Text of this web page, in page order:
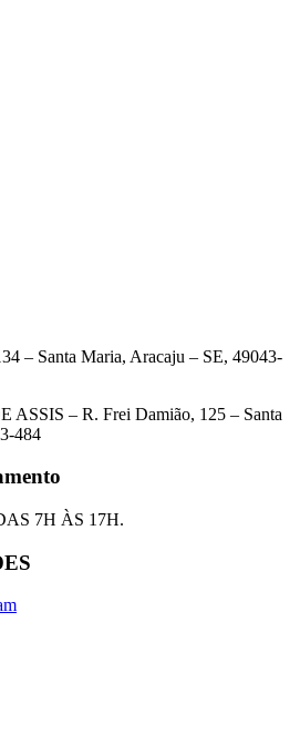
– Santa Maria, Aracaju – SE, 49043-
– R. Frei Damião, 125 – Santa
484
7H ÀS 17H.